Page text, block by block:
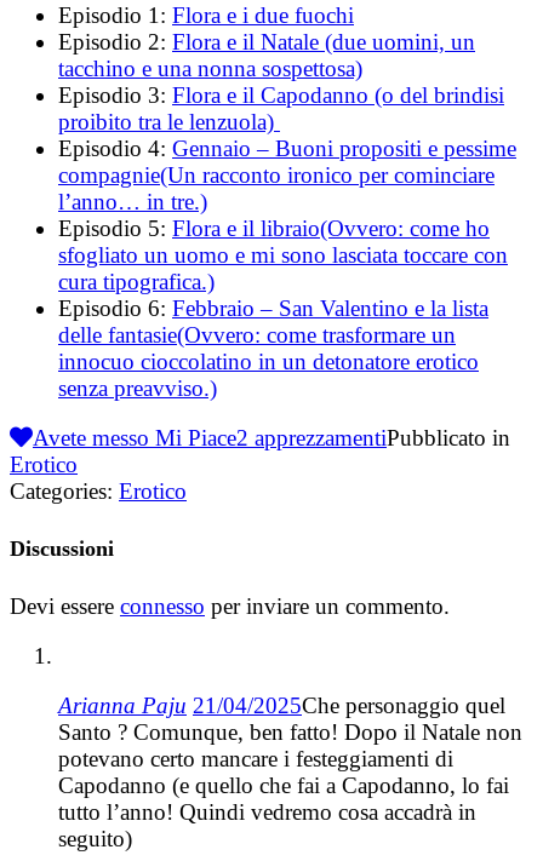
Episodio 1: Flora e i due fuochi
Episodio 2: Flora e il Natale (due uomini, un
tacchino e una nonna sospettosa)
Episodio 3: Flora e il Capodanno (o del brindisi
proibito tra le lenzuola)
Episodio 4: Gennaio – Buoni propositi e pessime
compagnie(Un racconto ironico per cominciare
l’anno… in tre.)
Episodio 5: Flora e il libraio(Ovvero: come ho
sfogliato un uomo e mi sono lasciata toccare con
cura tipografica.)
Episodio 6: Febbraio – San Valentino e la lista
delle fantasie(Ovvero: come trasformare un
innocuo cioccolatino in un detonatore erotico
senza preavviso.)
Avete messo Mi Piace2 apprezzamentiPubblicato in
Erotico
Categories: Erotico
Discussioni
Devi essere connesso per inviare un commento.
Arianna Paju 21/04/2025Che personaggio quel
Santo ? Comunque, ben fatto! Dopo il Natale non
potevano certo mancare i festeggiamenti di
Capodanno (e quello che fai a Capodanno, lo fai
tutto l’anno! Quindi vedremo cosa accadrà in
seguito)